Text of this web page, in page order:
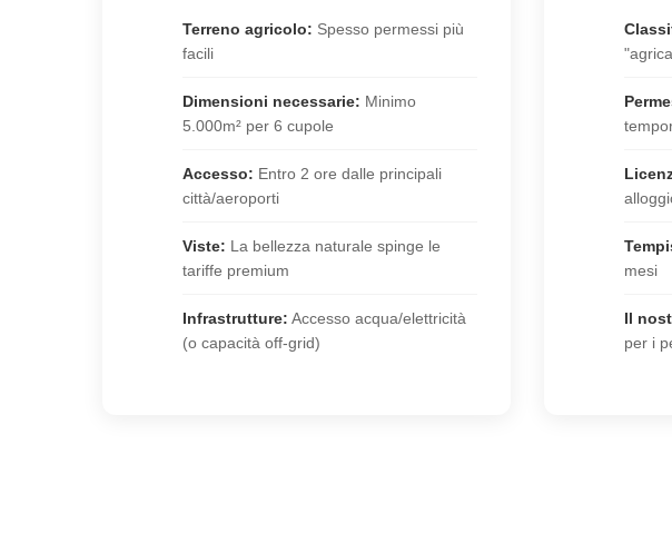
Terreno agricolo: Spesso permessi più
facili
Dimensioni necessarie: Minimo
5.000m² per 6 cupole
Accesso: Entro 2 ore dalle principali
città/aeroporti
Viste: La bellezza naturale spinge le
tariffe premium
Infrastrutture: Accesso acqua/elettricità
(o capacità off-grid)
mesi
Il
per i